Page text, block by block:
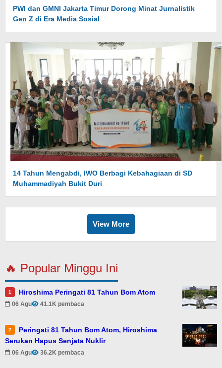
PWI dan GMNI Jakarta Timur Dorong Minat Jurnalistik
Gen Z di Era Media Sosial
14 Tahun Mengabdi, IWO Berbagi Kebahagiaan di SD
Muhammadiyah Bukit Duri
View More
🔥 Popular Minggu Ini
1 Hiroshima Peringati 81 Tahun Bom Atom
06 Agu 41.1K pembaca
2
Peringati 81 Tahun Bom Atom, Hiroshima
Serukan Hapus Senjata Nuklir
06 Agu 36.2K pembaca